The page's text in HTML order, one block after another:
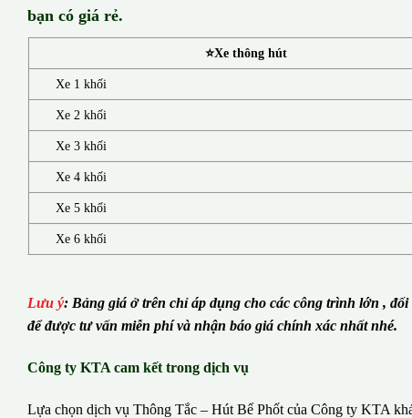
bạn có giá rẻ.
⭐Xe thông hút
Xe 1 khối
Xe 2 khối
Xe 3 khối
Xe 4 khối
Xe 5 khối
Xe 6 khối
Lưu ý: Bảng giá ở trên chỉ áp dụng cho các công trình lớn ,
để được tư vấn miễn phí và nhận báo giá chính xác nhất nhé.
Công ty KTA cam kết trong dịch vụ
Lựa chọn dịch vụ Thông Tắc – Hút Bể Phốt của Công ty KTA